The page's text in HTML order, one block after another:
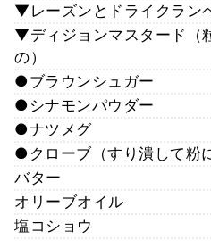
▼レーズンとドライクラン
▼ディジョンマスタード（
の）
●ブラウンシュガー
●シナモンパウダー
●ナツメグ
●クローブ（すり潰して粉
バター
オリーブオイル
塩コショウ